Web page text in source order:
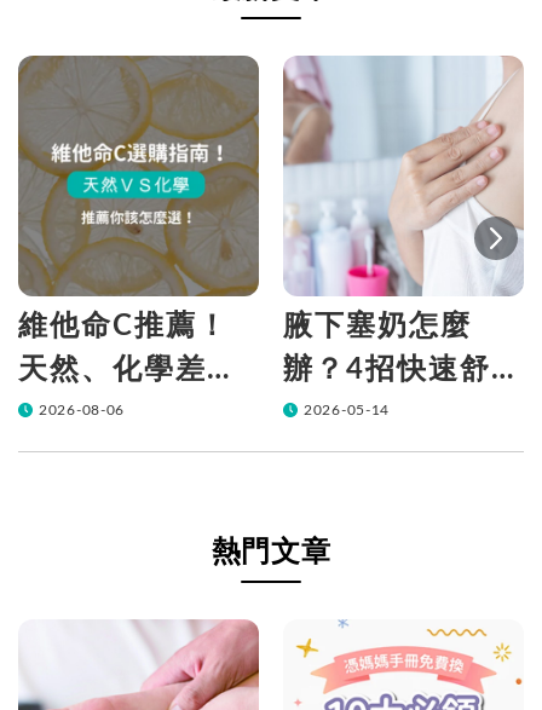
維他命C推薦！
天然、化學差在
哪？90%的人都
不知道怎麼挑！
2026-08-06
腋下塞奶怎麼
辦？4招快速舒緩
腋下硬塊，告別
哺乳疼痛
2026-05-14
熱門文章